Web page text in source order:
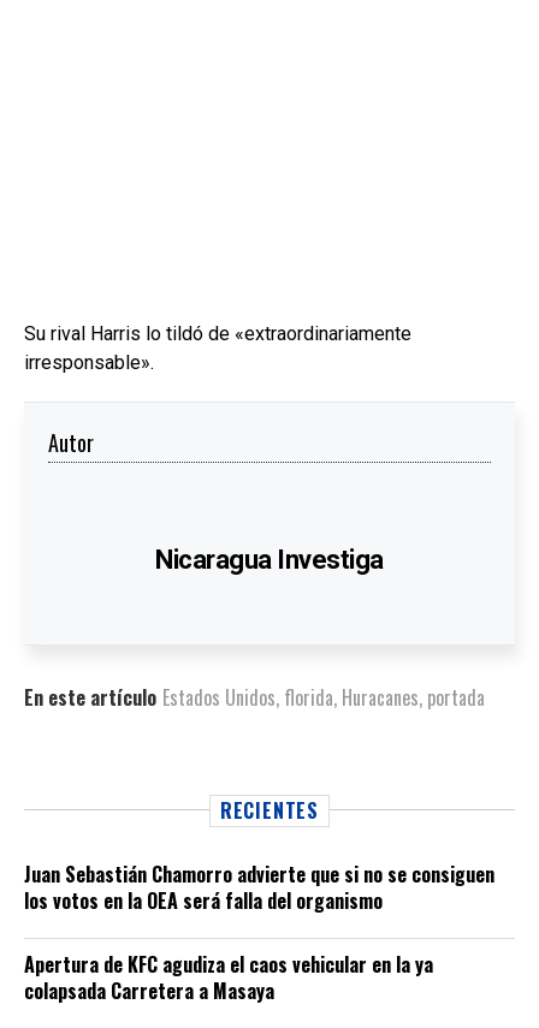
Su rival Harris lo tildó de «extraordinariamente
irresponsable».
Autor
Nicaragua Investiga
En este artículo Estados Unidos, florida, Huracanes, portada
RECIENTES
Juan Sebastián Chamorro advierte que si no se consiguen
los votos en la OEA será falla del organismo
Apertura de KFC agudiza el caos vehicular en la ya
colapsada Carretera a Masaya